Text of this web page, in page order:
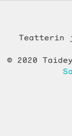
Teatterin
© 2020